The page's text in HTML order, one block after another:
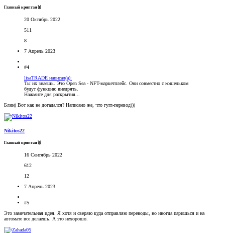
Главный криптан🥉
20 Октябрь 2022
511
8
7 Апрель 2023
#4
lisaTRADE написал(а):
Ты их знаешь. Это Open Sea - NFT-маркетплейс. Они совместно с кошельком
будут функцию внедрять.
Нажмите для раскрытия...
Блин) Вот как не догадался? Написано же, что гугл-перевод)))
Nikitos22
Главный криптан🥉
16 Сентябрь 2022
612
12
7 Апрель 2023
#5
Это замечательная идея. Я хотя и сверяю куда отправляю переводы, но иногда паришься и на
автомате все делаешь. А это нехорошо.